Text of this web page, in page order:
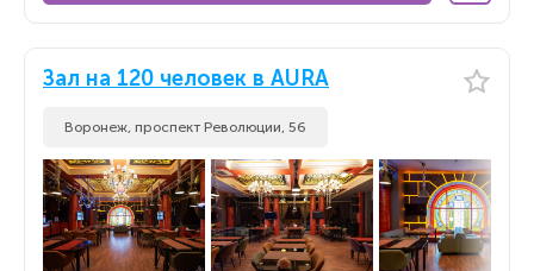
Зал на 120 человек в AURA
Воронеж, проспект Революции, 56